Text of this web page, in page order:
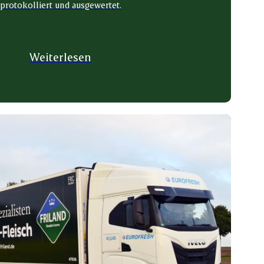
protokolliert und ausgewertet.
Weiterlesen